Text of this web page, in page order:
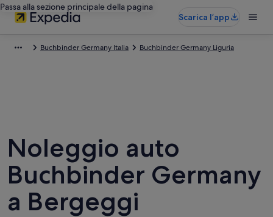
Passa alla sezione principale della pagina
Scarica l’app
Buchbinder Germany Italia Buchbinder Germany Liguria
Noleggio auto
Buchbinder Germany
a Bergeggi